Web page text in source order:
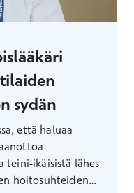
sydän
että haluaa
teini-ikäisistä lähes
hoitosuhteiden